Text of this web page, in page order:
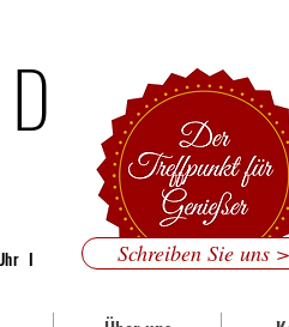
I
Schreiben Sie uns >